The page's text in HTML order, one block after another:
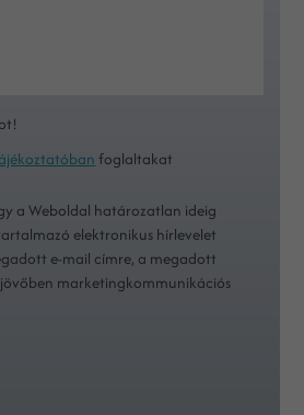
foglaltakat
a Weboldal határozatlan ideig
elektronikus hírlevelet
e-mail címre, a megadott
marketingkommunikációs